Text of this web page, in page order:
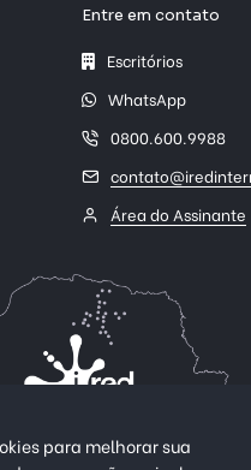
Entre em contato
Escritórios
WhatsApp
0800.600.9988
Área do Assinante
para melhorar sua